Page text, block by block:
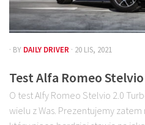
· BY DAILY DRIVER · 20 LIS, 2021
Test Alfa Romeo
O test Alfy Romeo Stelvio 2.0
wielu z Was. Prezentujemy